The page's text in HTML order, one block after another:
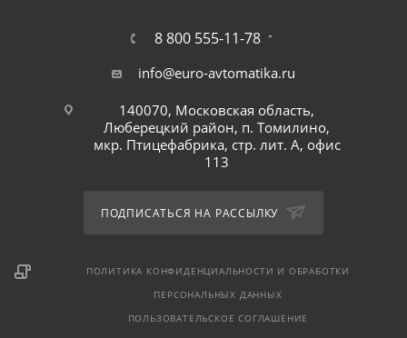
8 800 555-11-78
info@euro-avtomatika.ru
140070, Московская область,
Люберецкий район, п. Томилино,
мкр. Птицефабрика, стр. лит. А, офис
113
ПОДПИСАТЬСЯ НА РАССЫЛКУ
ПОЛИТИКА КОНФИДЕНЦИАЛЬНОСТИ И ОБРАБОТКИ
ПЕРСОНАЛЬНЫХ ДАННЫХ
ПОЛЬЗОВАТЕЛЬСКОЕ СОГЛАШЕНИЕ